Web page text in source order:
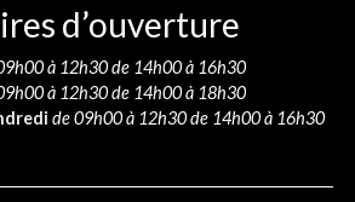
d’ouverture
à 12h30 de 14h00 à 16h30
à 12h30 de 14h00 à 18h30
de 09h00 à 12h30 de 14h00 à 16h30